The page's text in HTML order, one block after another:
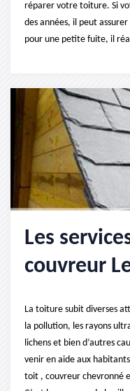
réparer votre toiture. Si
des années, il peut
pour une petite fuite, il
Les
couvreur
La toiture subit diverses
la pollution, les rayons
lichens et bien d’autres
venir en aide aux
toit , couvreur chevronné